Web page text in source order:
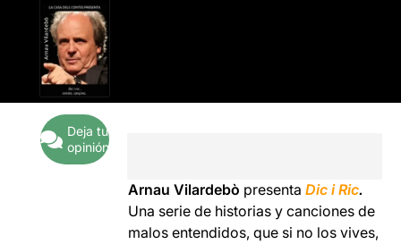
Deja tu
opinión
Arnau Vilardebò presenta Dic i Ric.
Una serie de historias y canciones de
malos entendidos, que si no los vives,